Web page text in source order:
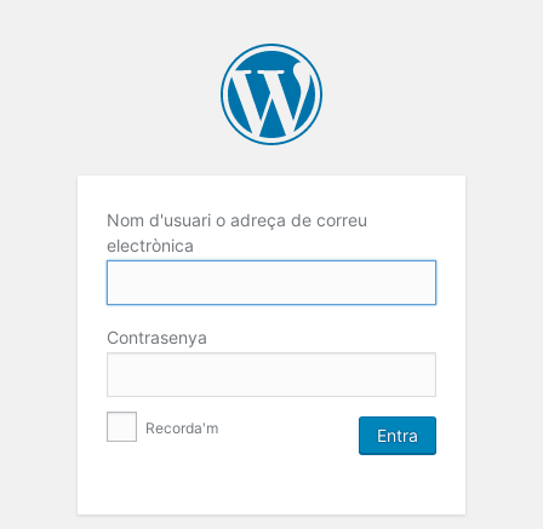
Nom d'usuari o adreça de correu
electrònica
Contrasenya
Recorda'm